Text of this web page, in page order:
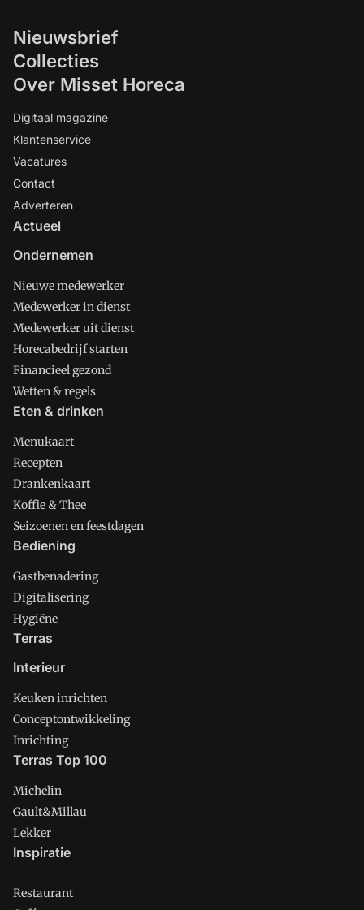
Nieuwsbrief
Collecties
Over Misset Horeca
Digitaal magazine
Klantenservice
Vacatures
Contact
Adverteren
Actueel
Ondernemen
Nieuwe medewerker
Medewerker in dienst
Medewerker uit dienst
Horecabedrijf starten
Financieel gezond
Wetten & regels
Eten & drinken
Menukaart
Recepten
Drankenkaart
Koffie & Thee
Seizoenen en feestdagen
Bediening
Gastbenadering
Digitalisering
Hygiëne
Terras
Interieur
Keuken inrichten
Conceptontwikkeling
Inrichting
Terras Top 100
Michelin
Gault&Millau
Lekker
Inspiratie
Restaurant